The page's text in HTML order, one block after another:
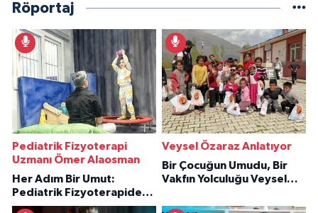
Röportaj
Pediatrik Fizyoterapi
Uzmanı Ömer Alaosman
Her Adım Bir Umut:
Pediatrik Fizyoterapiden
İlham Veren Hikâyeler
Veysel Özaraz Anlatıyor
Bir Çocuğun Umudu, Bir
Vakfın Yolculuğu Veysel